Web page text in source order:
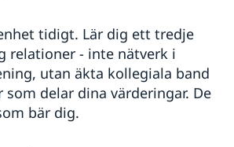
tidigt. Lär dig ett tredje
relationer - inte nätverk i
utan äkta kollegiala band
delar dina värderingar. De
bär dig.